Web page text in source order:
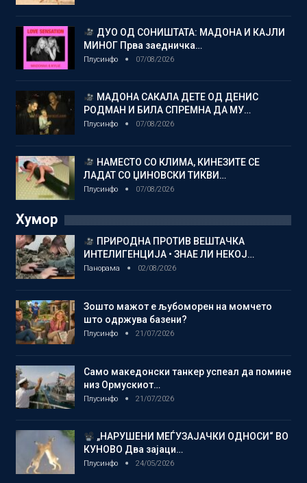
ДУО ОД СОНИШТАТА: МАДОНА И КАЈЛИ
МИНОГ Прва заедничка…
Плусинфо 07/08/2026
МАДОНА САКАЛА ДЕТЕ ОД ДЕНИС
РОДМАН И БИЛА СПРЕМНА ДА МУ…
Плусинфо 07/08/2026
НАМЕСТО СО КЛИМА, КИНЕЗИТЕ СЕ
ЛАДАТ СО ЏИНОВСКИ ТИКВИ…
Плусинфо 07/08/2026
Хумор
ПРИРОДНА ПРОТИВ ВЕШТАЧКА
ИНТЕЛИГЕНЦИЈА • ЗНАЕ ЛИ НЕКОЈ…
Панорама 02/08/2026
Зошто мажот е љубоморен на момчето
што одржува базени?
Плусинфо 21/07/2026
Само македонски танкер успеал да помине
низ Ормускиот…
Плусинфо 21/07/2026
„НАРУШЕНИ МЕЃУЗАЈАЧКИ ОДНОСИ“ ВО
КУНОВО Два зајаци…
Плусинфо 24/05/2026